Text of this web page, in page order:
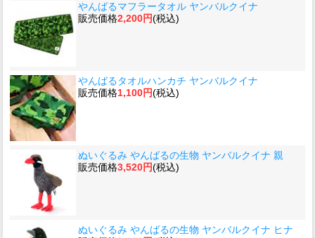
やんばるマフラータオル ヤンバルクイナ
販売価格2,200円(税込)
やんばるタオルハンカチ ヤンバルクイナ
販売価格1,100円(税込)
ぬいぐるみ やんばるの生物 ヤンバルクイナ 親
販売価格3,520円(税込)
ぬいぐるみ やんばるの生物 ヤンバルクイナ ヒナ